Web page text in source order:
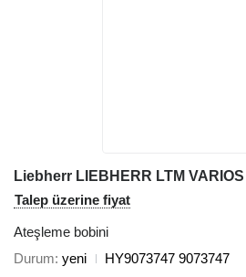
Talep üzerine fiyat
Ateşleme bobini
Durum yeni
HY9073747 9073747